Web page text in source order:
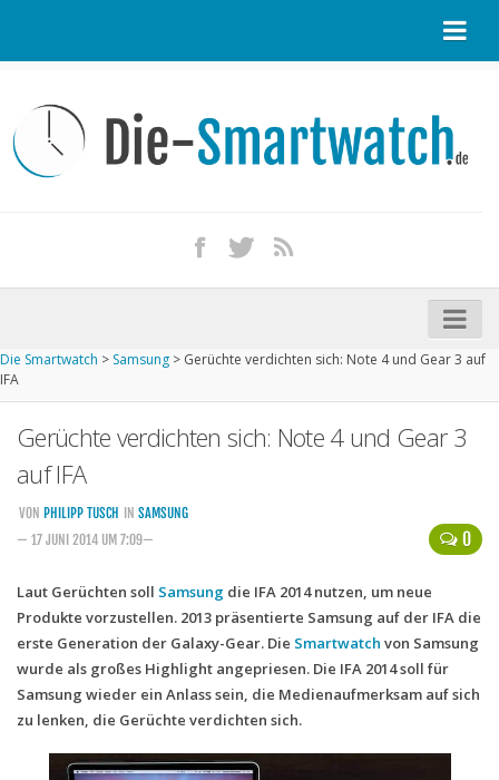
Kontakt / Tipp geben
Impressum
iPhone kaufen
Startseite
Kommende Smartwatches
Handytarife
Smartphonetarife
Datentarife
o2
Smartphonetarife
Prepaid-Tarife
Die Smartwatch > Samsung > Gerüchte verdichten sich: Note 4 und Gear 3 auf
IFA
Gerüchte verdichten sich: Note 4 und Gear 3
auf IFA
0
VON PHILIPP TUSCH IN SAMSUNG
— 17 JUNI 2014 UM 7:09—
Laut Gerüchten soll Samsung die IFA 2014 nutzen, um neue
Produkte vorzustellen. 2013 präsentierte Samsung auf der IFA die
erste Generation der Galaxy-Gear. Die Smartwatch von Samsung
wurde als großes Highlight angepriesen. Die IFA 2014 soll für
Samsung wieder ein Anlass sein, die Medienaufmerksam auf sich
zu lenken, die Gerüchte verdichten sich.